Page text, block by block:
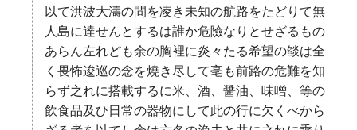
以て洪波大濤の間を凌き未知の航路をたどりて無
人島に達せんとするは誰か危險なりとせざるもの
あらん左れども余の胸裡に炎々たる希望の燄は全
く畏怖逡巡の念を燒き尽して亳も前路の危難を知
らず之れに搭載するに米、酒、醤油、味噌、等の
飲食品及ひ日常の器物にして此の行に欠くべから